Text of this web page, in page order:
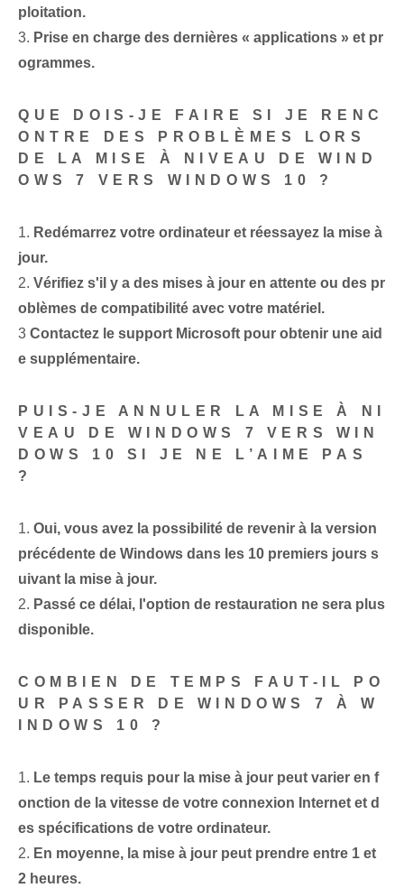
ploitation.
3. Prise en charge des dernières « applications » et pr
ogrammes.
QUE DOIS-JE FAIRE SI JE RENC
ONTRE DES PROBLÈMES LORS
DE LA MISE À NIVEAU DE WIND
OWS 7 VERS WINDOWS 10 ?
1. Redémarrez votre ordinateur et réessayez la mise à
jour.
2. Vérifiez s'il y a des mises à jour en attente ou des pr
oblèmes de compatibilité avec votre matériel.
3 Contactez le support Microsoft pour obtenir une aid
e supplémentaire.
PUIS-JE ANNULER LA MISE À NI
VEAU DE WINDOWS 7 VERS WIN
DOWS 10 SI JE NE L’AIME PAS
?
1. Oui, vous avez la possibilité de revenir à la version
précédente de ⁤Windows‍ dans les 10 premiers jours s
uivant la mise à jour.
2. Passé ce délai, l'option de restauration ne sera plus
disponible.
‌COMBIEN DE TEMPS FAUT-IL PO
UR PASSER DE WINDOWS 7 À W
INDOWS 10 ?
1. Le temps requis pour la mise à jour peut varier en f
onction de la vitesse de votre connexion Internet et d
es spécifications de votre ordinateur.
2. En moyenne, la mise à jour peut prendre entre 1 et
2 heures.